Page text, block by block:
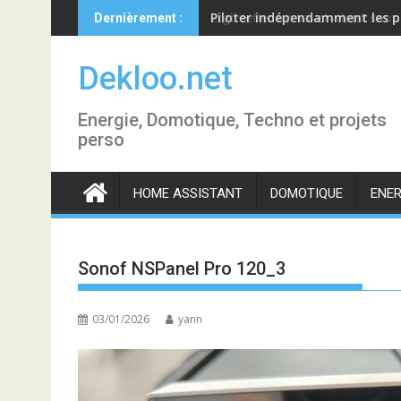
to
content
Dernièrement : Piloter indépendamment les
Dekloo.net
Energie, Domotique, Techno et projets
perso
HOME ASSISTANT DOMOTIQUE
Sonof NSPanel Pro 120_3
03/01/2026 yann